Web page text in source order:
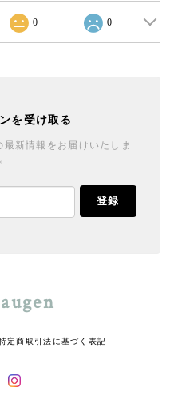
0 0
を受け取る
新情報をお届けいたしま
登録
定商取引法に基づく表記